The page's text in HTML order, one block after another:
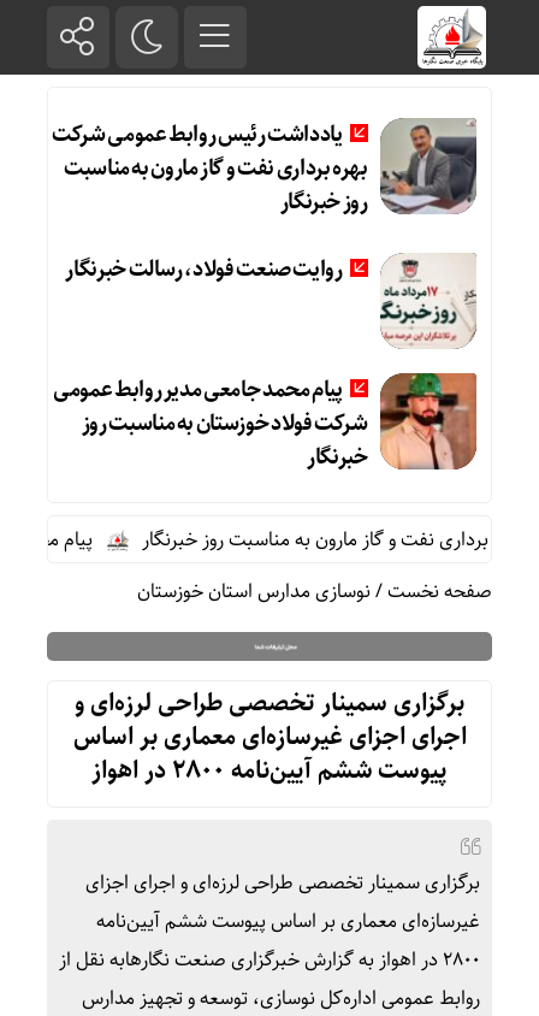
یادداشت رئیس روابط عمومی شرکت
بهره برداری نفت و گاز مارون به مناسبت
روز خبرنگار
روایت صنعت فولاد،‌ رسالت خبرنگار
پیام محمد جامعی مدیر روابط عمومی
شرکت فولاد خوزستان به مناسبت روز
خبرنگار
نفت و گاز مارون به مناسبت روز خبرنگار
پیام محمد
صفحه نخست/نوسازی مدارس استان خوزستان
برگزاری سمینار تخصصی طراحی لرزه‌ای و
اجرای اجزای غیرسازه‌ای معماری بر اساس
پیوست ششم آیین‌نامه ۲۸۰۰ در اهواز
برگزاری سمینار تخصصی طراحی لرزه‌ای و اجرای اجزای
غیرسازه‌ای معماری بر اساس پیوست ششم آیین‌نامه
۲۸۰۰ در اهواز به گزارش خبرگزاری صنعت نگارهابه نقل از
روابط عمومی اداره‌کل نوسازی، توسعه و تجهیز مدارس